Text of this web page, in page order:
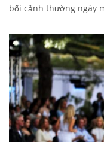
bối cảnh thường ngày